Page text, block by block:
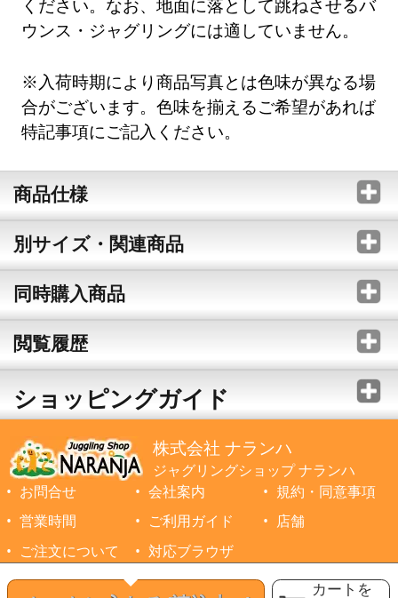
カートを
ください。なお、地面に落として跳ねさせるバ
ウンス・ジャグリングには適していません。
※入荷時期により商品写真とは色味が異なる場
合がございます。色味を揃えるご希望があれば
特記事項にご記入ください。
商品仕様
別サイズ・関連商品
同時購入商品
閲覧履歴
ショッピングガイド
株式会社 ナランハ
ジャグリングショップ ナランハ
お問合せ
会社案内
規約・同意事項
営業時間
ご利用ガイド
店舗
ご注文について
対応ブラウザ
©1999-2026 NARANJA Inc. All Rights Reserved.